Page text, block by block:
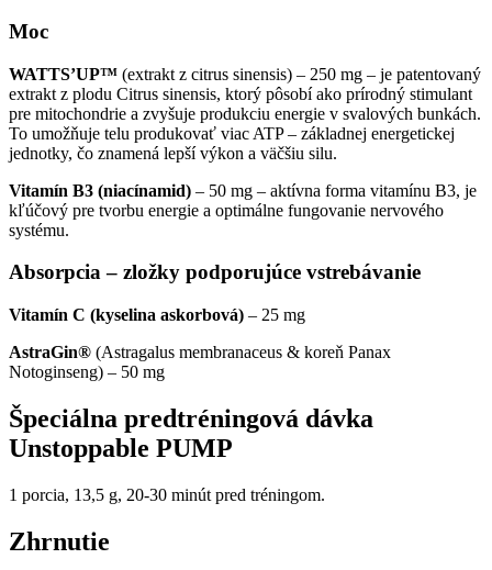
Moc
WATTS’UP™ (extrakt z citrus sinensis) – 250 mg – je patentovaný
extrakt z plodu Citrus sinensis, ktorý pôsobí ako prírodný stimulant
pre mitochondrie a zvyšuje produkciu energie v svalových bunkách.
To umožňuje telu produkovať viac ATP – základnej energetickej
jednotky, čo znamená lepší výkon a väčšiu silu.
Vitamín B3 (niacínamid) – 50 mg – aktívna forma vitamínu B3, je
kľúčový pre tvorbu energie a optimálne fungovanie nervového
systému.
Absorpcia – zložky podporujúce vstrebávanie
Vitamín C (kyselina askorbová) – 25 mg
AstraGin® (Astragalus membranaceus & koreň Panax
Notoginseng) – 50 mg
Špeciálna predtréningová dávka
Unstoppable PUMP
1 porcia, 13,5 g, 20-30 minút pred tréningom.
Zhrnutie